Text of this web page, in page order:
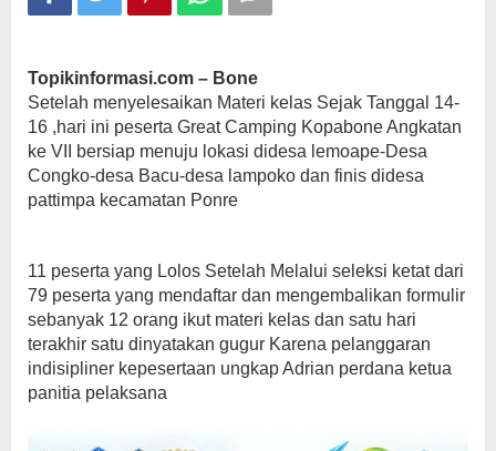
7
Sebelum
Melepas
Secara
Resmi
Topikinformasi.com – Bone
Setelah menyelesaikan Materi kelas Sejak Tanggal 14-
16 ,hari ini peserta Great Camping Kopabone Angkatan
ke VII bersiap menuju lokasi didesa lemoape-Desa
Congko-desa Bacu-desa lampoko dan finis didesa
pattimpa kecamatan Ponre
11 peserta yang Lolos Setelah Melalui seleksi ketat dari
79 peserta yang mendaftar dan mengembalikan formulir
sebanyak 12 orang ikut materi kelas dan satu hari
terakhir satu dinyatakan gugur Karena pelanggaran
indisipliner kepesertaan ungkap Adrian perdana ketua
panitia pelaksana